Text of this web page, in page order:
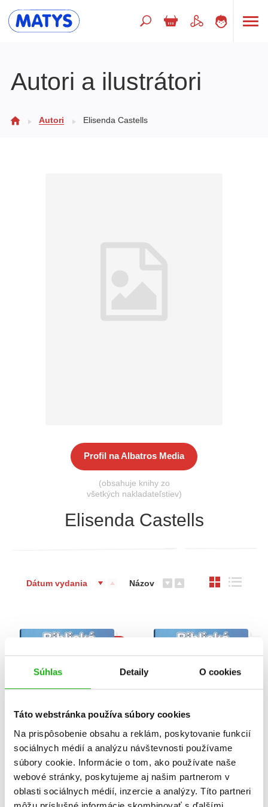
Súhlas Detaily O cookies
Táto webstránka používa súbory cookies
Na prispôsobenie obsahu a reklám, poskytovanie funkcií
sociálnych médií a analýzu návštevnosti používame
súbory cookie. Informácie o tom, ako používate naše
webové stránky, poskytujeme aj našim partnerom v
oblasti sociálnych médií, inzercie a analýzy. Títo partneri
Doplnkový sortiment
Všetky kategórie
Autori a ilustrátori
Autori Elisenda Castells
Profil na Albatros Media
(obsahuje knihy zo
všetkých nakladateľstiev)
Elisenda Castells
Dátum vydania Názov
Biblické príbehy pre
deti
Elisenda Castells
Biblické príbehy pre
deti
Elisenda Castells